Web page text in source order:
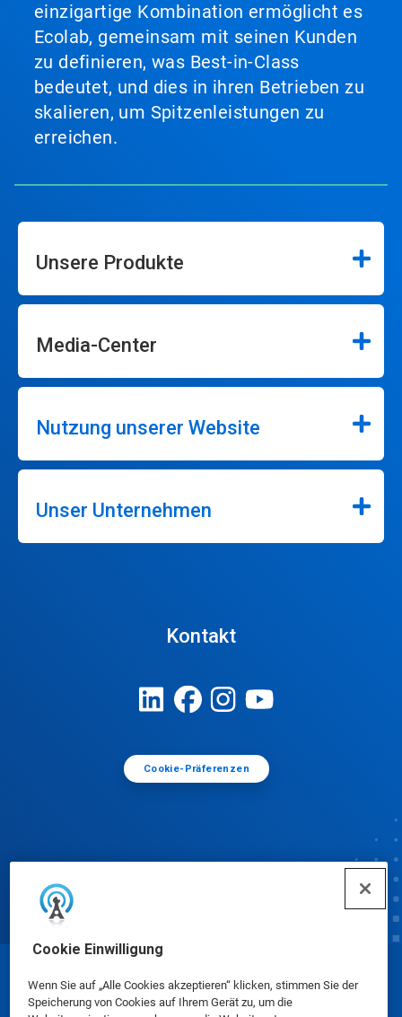
Cookie Einwilligung
Wenn Sie auf „Alle Cookies akzeptieren“ klicken, stimmen Sie der
Speicherung von Cookies auf Ihrem Gerät zu, um die
einzigartige Kombination ermöglicht es
Ecolab, gemeinsam mit seinen Kunden
zu definieren, was Best-in-Class
bedeutet, und dies in ihren Betrieben zu
skalieren, um Spitzenleistungen zu
erreichen.
Unsere Produkte
Media-Center
Nutzung unserer Website
Unser Unternehmen
Kontakt
Cookie-Präferenzen
© Ecolab Inc. 2025